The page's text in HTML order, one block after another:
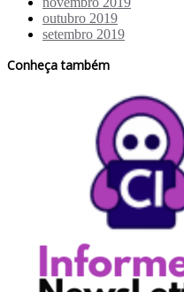
outubro 2019
setembro 2019
Conheça também